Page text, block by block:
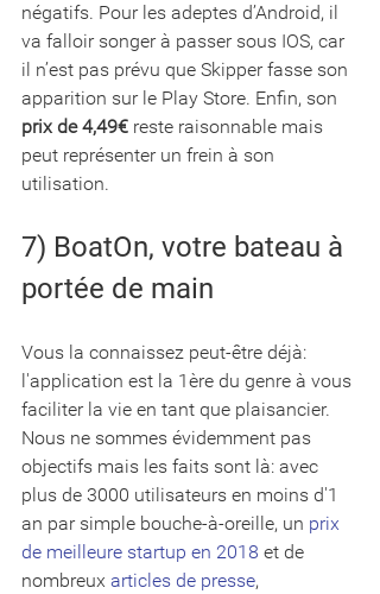
négatifs. Pour les adeptes d’Android, il
va falloir songer à passer sous IOS, car
il n’est pas prévu que Skipper fasse son
apparition sur le Play Store. Enfin, son
prix de 4,49€ reste raisonnable mais
peut représenter un frein à son
utilisation.
7) BoatOn, votre bateau à
portée de main
Vous la connaissez peut-être déjà:
l'application est la 1ère du genre à vous
faciliter la vie en tant que plaisancier.
Nous ne sommes évidemment pas
objectifs mais les faits sont là: avec
plus de 3000 utilisateurs en moins d'1
an par simple bouche-à-oreille, un prix
de meilleure startup en 2018 et de
nombreux articles de presse,